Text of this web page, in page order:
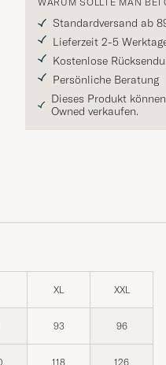
Standardversand ab
Lieferzeit 2-5
Kostenlose
Persönliche Beratung
Dieses Produkt
Owned verkaufen.
XL XXL
93 96
118 126